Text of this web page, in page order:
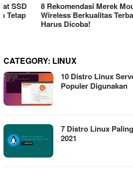
8 Rekomendasi Merek Mouse
Wireless Berkualitas Terbaik
Harus Dicoba!
CATEGORY: LINUX
10 Distro Linux
Populer Digunakan
7 Distro Linux
2021